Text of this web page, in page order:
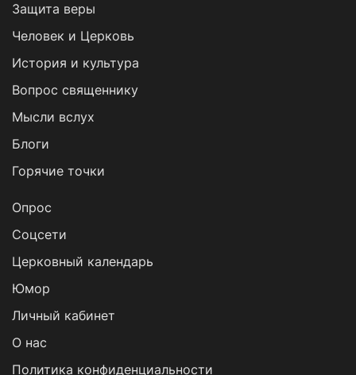
Защита веры
Человек и Церковь
История и культура
Вопрос священнику
Мысли вслух
Блоги
Горячие точки
Опрос
Cоцсети
Церковный календарь
Юмор
Личный кабинет
О нас
Политика конфиденциальности